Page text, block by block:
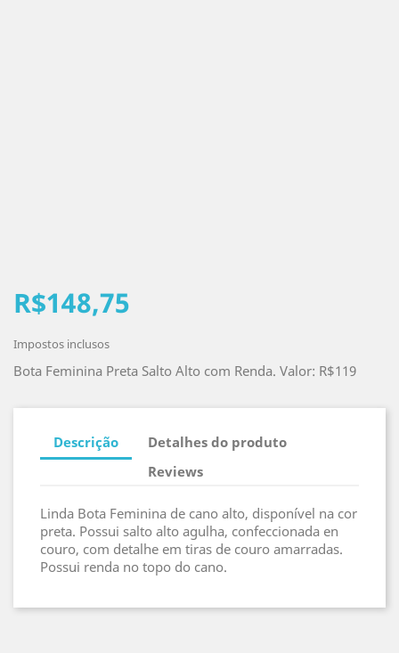
R$148,75
Impostos inclusos
Bota Feminina Preta Salto Alto com Renda. Valor: R$119
Descrição
Detalhes do produto
Reviews
Linda Bota Feminina de cano alto, disponível na cor
preta. Possui salto alto agulha, confeccionada en
couro, com detalhe em tiras de couro amarradas.
Possui renda no topo do cano.